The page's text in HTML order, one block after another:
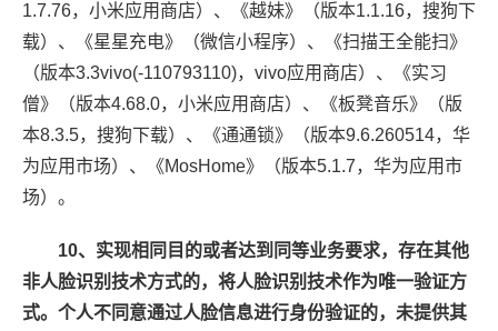
1.7.76，小米应用商店）、《越妹》（版本1.1.16，搜狗下
载）、《星星充电》（微信小程序）、《扫描王全能扫》
（版本3.3vivo(-110793110)，vivo应用商店）、《实习
僧》（版本4.68.0，小米应用商店）、《板凳音乐》（版
本8.3.5，搜狗下载）、《通通锁》（版本9.6.260514，华
为应用市场）、《MosHome》（版本5.1.7，华为应用市
场）。
10、实现相同目的或者达到同等业务要求，存在其他
非人脸识别技术方式的，将人脸识别技术作为唯一验证方
式。个人不同意通过人脸信息进行身份验证的，未提供其